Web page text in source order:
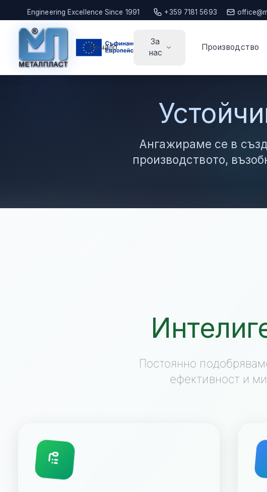
Engineering Excellence Since 1991 +359 7181 5693
Начало
За
нас
Производство
Ангажираме се в
производството,
Постоянно
ефективност и